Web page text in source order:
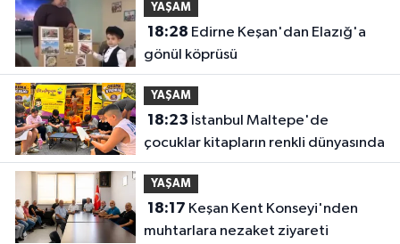
YAŞAM
18:28
gönül köprüsü
YAŞAM
18:23
çocuklar kitapların renkli dünyasında
YAŞAM
18:17
muhtarlara nezaket ziyareti